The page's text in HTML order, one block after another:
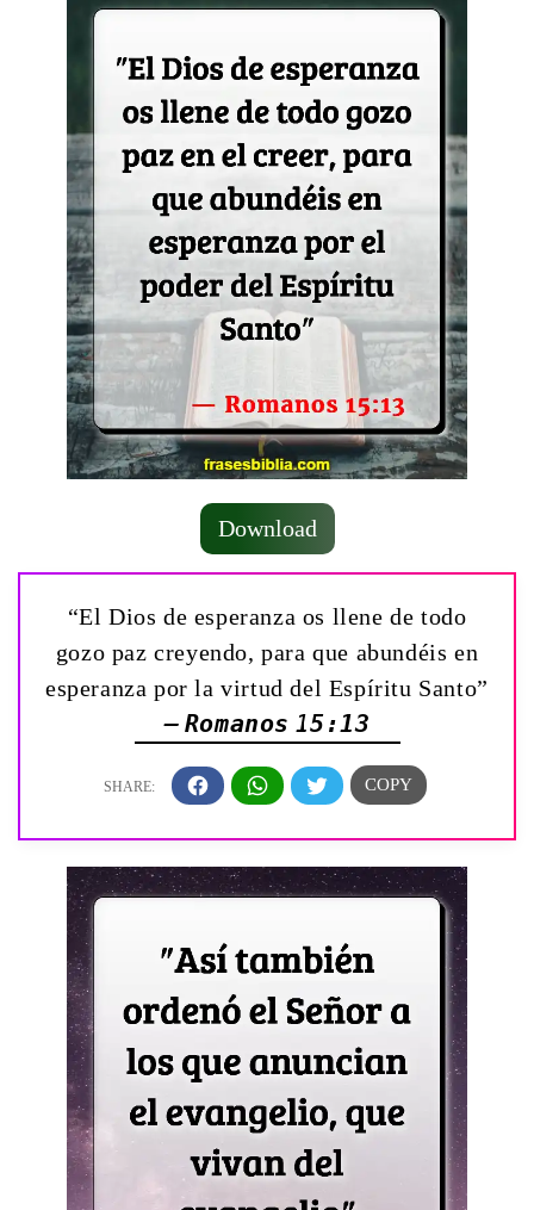
Download
“El Dios de esperanza os llene de todo
gozo paz creyendo, para que abundéis en
esperanza por la virtud del Espíritu Santo”
— Romanos 15:13